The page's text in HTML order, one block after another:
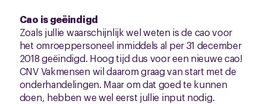
Cao is geëindigd
Zoals jullie waarschijnlijk wel weten is de cao voor
het omroeppersoneel inmiddels al per 31 december
2018 geëindigd. Hoog tijd dus voor een nieuwe cao!
CNV Vakmensen wil daarom graag van start met de
onderhandelingen. Maar om dat goed te kunnen
doen, hebben we wel eerst jullie input nodig.